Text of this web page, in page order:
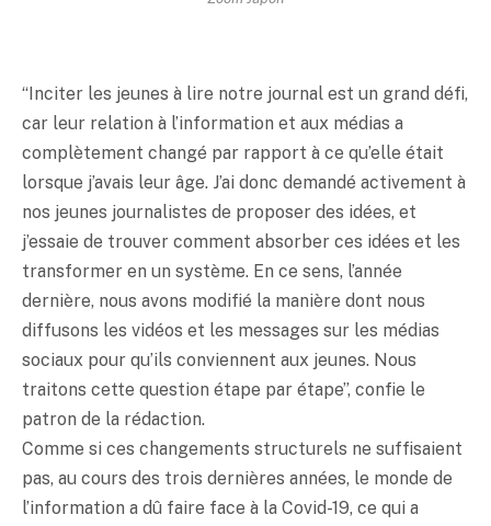
“Inciter les jeunes à lire notre journal est un grand défi,
car leur relation à l’information et aux médias a
complètement changé par rapport à ce qu’elle était
lorsque j’avais leur âge. J’ai donc demandé activement à
nos jeunes journalistes de proposer des idées, et
j’essaie de trouver comment absorber ces idées et les
transformer en un système. En ce sens, l’année
dernière, nous avons modifié la manière dont nous
diffusons les vidéos et les messages sur les médias
sociaux pour qu’ils conviennent aux jeunes. Nous
traitons cette question étape par étape”, confie le
patron de la rédaction.
Comme si ces changements structurels ne suffisaient
pas, au cours des trois dernières années, le monde de
l’information a dû faire face à la Covid-19, ce qui a